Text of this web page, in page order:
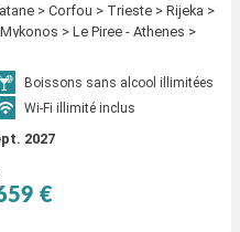
> Corfou > Trieste > Rijeka >
> Le Piree - Athenes >
Boissons sans alcool illimitées
Wi-Fi illimité inclus
2027
€